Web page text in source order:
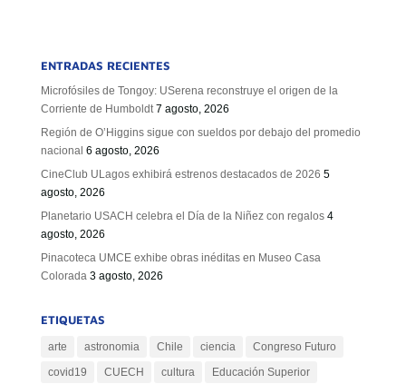
ENTRADAS RECIENTES
Microfósiles de Tongoy: USerena reconstruye el origen de la
Corriente de Humboldt 7 agosto, 2026
Región de O’Higgins sigue con sueldos por debajo del promedio
nacional 6 agosto, 2026
CineClub ULagos exhibirá estrenos destacados de 2026 5
agosto, 2026
Planetario USACH celebra el Día de la Niñez con regalos 4
agosto, 2026
Pinacoteca UMCE exhibe obras inéditas en Museo Casa
Colorada 3 agosto, 2026
ETIQUETAS
arte astronomia Chile ciencia
Congreso Futuro
covid19
CUECH cultura
Educación Superior